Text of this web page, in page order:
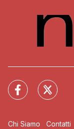
Chi Siamo Contatti